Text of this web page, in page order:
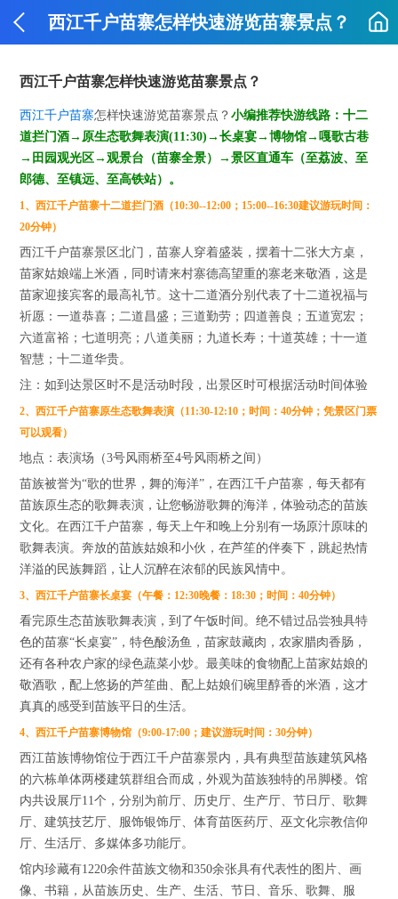
西江千户苗寨怎样快速游览苗寨景点？
西江千户苗寨怎样快速游览苗寨景点？
西江千户苗寨怎样快速游览苗寨景点？小编推荐快游线路：十二
道拦门酒→原生态歌舞表演(11:30)→长桌宴→博物馆→嘎歌古巷
→田园观光区→观景台（苗寨全景）→景区直通车（至荔波、至
郎德、至镇远、至高铁站）。
1、西江千户苗寨十二道拦门酒（10:30--12:00；15:00--16:30建议游玩时间：
20分钟）
西江千户苗寨景区北门，苗寨人穿着盛装，摆着十二张大方桌，
苗家姑娘端上米酒，同时请来村寨德高望重的寨老来敬酒，这是
苗家迎接宾客的最高礼节。这十二道酒分别代表了十二道祝福与
祈愿：一道恭喜；二道昌盛；三道勤劳；四道善良；五道宽宏；
六道富裕；七道明亮；八道美丽；九道长寿；十道英雄；十一道
智慧；十二道华贵。
注：如到达景区时不是活动时段，出景区时可根据活动时间体验
2、西江千户苗寨原生态歌舞表演（11:30-12:10；时间：40分钟；凭景区门票
可以观看）
地点：表演场（3号风雨桥至4号风雨桥之间）
苗族被誉为“歌的世界，舞的海洋”，在西江千户苗寨，每天都有
苗族原生态的歌舞表演，让您畅游歌舞的海洋，体验动态的苗族
文化。在西江千户苗寨，每天上午和晚上分别有一场原汁原味的
歌舞表演。奔放的苗族姑娘和小伙，在芦笙的伴奏下，跳起热情
洋溢的民族舞蹈，让人沉醉在浓郁的民族风情中。
3、西江千户苗寨长桌宴（午餐：12:30晚餐：18:30；时间：40分钟）
看完原生态苗族歌舞表演，到了午饭时间。绝不错过品尝独具特
色的苗寨“长桌宴”，特色酸汤鱼，苗家鼓藏肉，农家腊肉香肠，
还有各种农户家的绿色蔬菜小炒。最美味的食物配上苗家姑娘的
敬酒歌，配上悠扬的芦笙曲、配上姑娘们碗里醇香的米酒，这才
真真的感受到苗族平日的生活。
4、西江千户苗寨博物馆（9:00-17:00；建议游玩时间：30分钟）
西江苗族博物馆位于西江千户苗寨景内，具有典型苗族建筑风格
的六栋单体两楼建筑群组合而成，外观为苗族独特的吊脚楼。馆
内共设展厅11个，分别为前厅、历史厅、生产厅、节日厅、歌舞
厅、建筑技艺厅、服饰银饰厅、体育苗医药厅、巫文化宗教信仰
厅、生活厅、多媒体多功能厅。
馆内珍藏有1220余件苗族文物和350余张具有代表性的图片、画
像、书籍，从苗族历史、生产、生活、节日、音乐、歌舞、服